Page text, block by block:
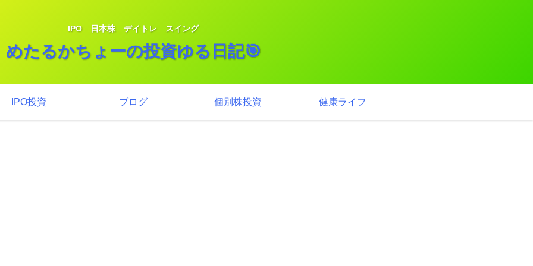
IPO 日本株 デイトレ スイング
めたるかちょーの投資ゆる日記🎯
IPO投資 ブログ 個別株投資 健康ライフ